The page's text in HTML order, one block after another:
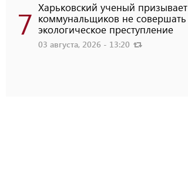
7 Харьковский ученый призывает
коммунальщиков не совершать
экологическое преступление
03 августа, 2026 - 13:20